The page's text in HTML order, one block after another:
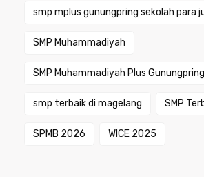
smp mplus gunungpring sekolah para
SMP Muhammadiyah
SMP Muhammadiyah Plus Gunungpring
smp terbaik di magelang SMP
SPMB 2026 WICE 2025